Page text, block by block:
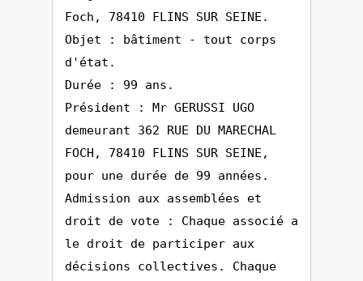
Foch, 78410 FLINS SUR SEINE.
Objet : bâtiment - tout corps
d'état.
Durée : 99 ans.
Président : Mr GERUSSI UGO
demeurant 362 RUE DU MARECHAL
FOCH, 78410 FLINS SUR SEINE,
pour une durée de 99 années.
Admission aux assemblées et
droit de vote : Chaque associé a
le droit de participer aux
décisions collectives. Chaque